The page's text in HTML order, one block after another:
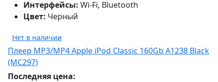
Интерфейсы: Wi-Fi, Bluetooth
Цвет: Черный
Нет в наличии
Плеер MP3/MP4 Apple iPod Classic 160Gb A1238 Black
(MC297)
Последняя цена: